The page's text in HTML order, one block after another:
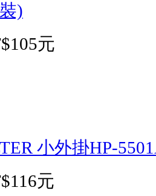
)
元
小外掛HP-
元